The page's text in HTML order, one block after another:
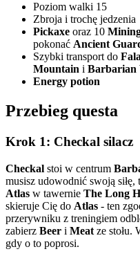
Poziom walki 15
Zbroja i trochę jedzenia
Pickaxe oraz 10
pokonać Ancient
Szybki transport do
Mountain i Barbarian
Energy potion
Przebieg questa
Krok 1: Checkal silacz
Checkal stoi w centrum
musisz udowodnić swoją
Atlas w tawernie The Long
skieruje Cię do Atlas - ten
przerywniku z treningiem
zabierz Beer i Meat ze stołu.
gdy o to poprosi.